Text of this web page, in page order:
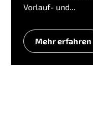
Vorlauf- und...
Mehr erfahren